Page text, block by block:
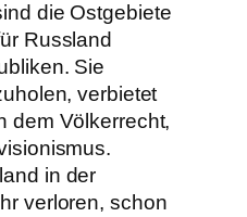
die Ostgebiete
Russland
Sie
verbietet
dem Völkerrecht,
in der
verloren, schon